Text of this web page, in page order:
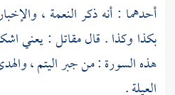
أحدهما : أنه ذكر النعمة ،
بكذا وكذا . قالمقاتل: يعني
هذه السورة : من جبر اليتم ،
العيلة .